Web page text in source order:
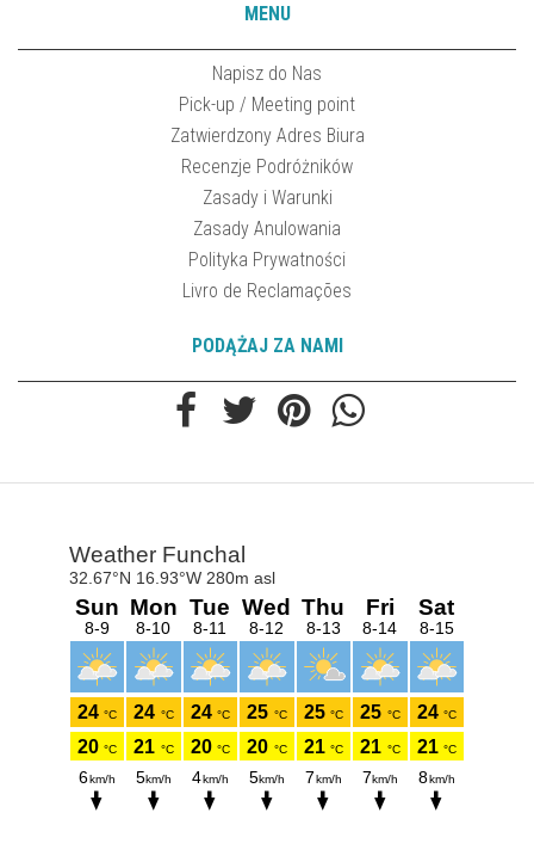
MENU
Napisz do Nas
Pick-up / Meeting point
Zatwierdzony Adres Biura
Recenzje Podróżników
Zasady i Warunki
Zasady Anulowania
Polityka Prywatności
Livro de Reclamações
PODĄŻAJ ZA NAMI